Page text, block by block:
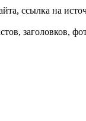
ссылка на
заголовков,